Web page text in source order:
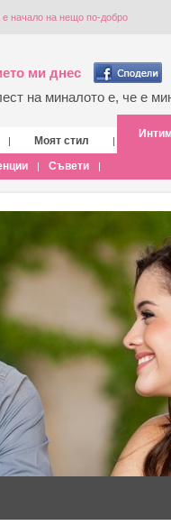
начало на нещо по-добро
ми днес
на миналото е, че е
| Моят стил |
| Съвети |